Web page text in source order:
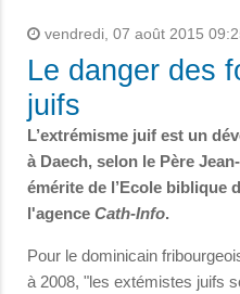
vendredi, 07 août 2015
Le danger des
juifs
L’extrémisme juif est un
à Daech, selon le Père
émérite de l’Ecole biblique
l'agence Cath-Info.
Pour le dominicain
à 2008, "les extémistes juifs